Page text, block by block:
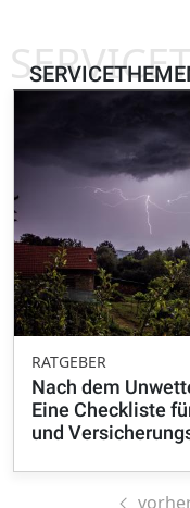
RATGEBER
Nach dem
Eine Checkliste
und